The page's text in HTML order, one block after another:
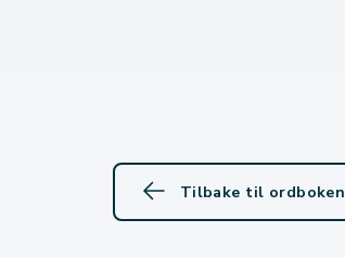
Tilbake til ordboken